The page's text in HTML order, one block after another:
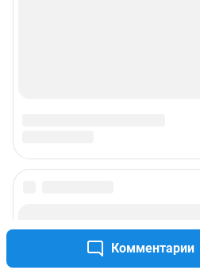
Комментарии